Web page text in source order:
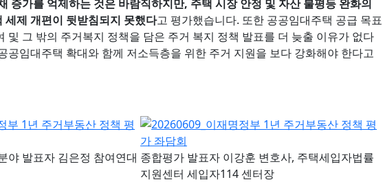
증가를 억제하는 것은 바람직하지만, 주택 시장 안정 및 자산 불평등 완화의
세제 개편이 뒷받침되지 못했다고 평가했습니다. 또한 공공임대주택 공급 목표
및 그 밖의 주거복지 정책을 담은 주거 복지 정책 발표를 더 늦출 이유가 없다
공임대주택 확대와 함께 저소득층을 위한 주거 지원을 보다 강화해야 한다고
야 발표자 김은정 참여연대 종합평가 발표자 이강훈 변호사, 주택세입자법률
지원센터 세입자114 센터장